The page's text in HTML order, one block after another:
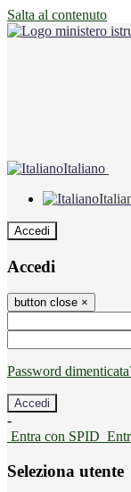
Salta al contenuto
Italiano
Accedi
Accedi
button close ×
Password
-
Entra con SPID
Seleziona utente